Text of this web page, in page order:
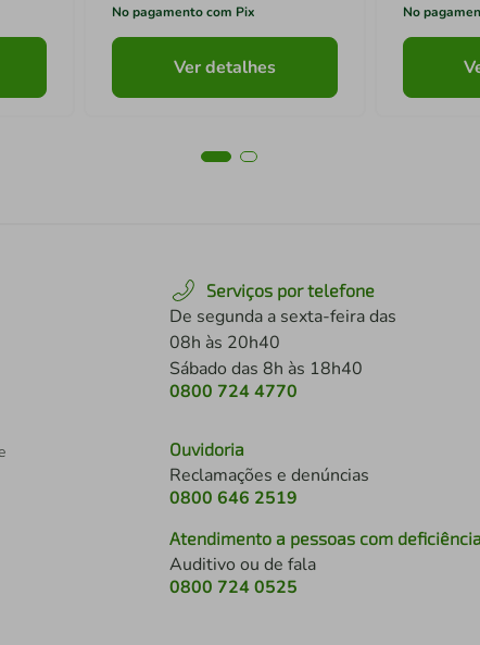
No pagamento com Pix
Ver detalhes
No
Serviços por telefone
De segunda a sexta-feira das
08h às 20h40
Sábado das 8h às 18h40
0800 724 4770
Ouvidoria
Reclamações e denúncias
0800 646 2519
Atendimento a pessoas com deficiência
Auditivo ou de fala
0800 724 0525